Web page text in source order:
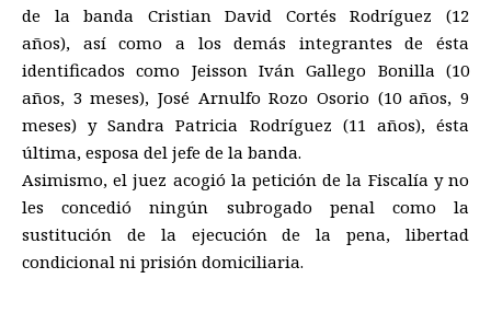
de la banda Cristian David Cortés Rodríguez (12
años), así como a los demás integrantes de ésta
identificados como Jeisson Iván Gallego Bonilla (10
años, 3 meses), José Arnulfo Rozo Osorio (10 años, 9
meses) y Sandra Patricia Rodríguez (11 años), ésta
última, esposa del jefe de la banda.
Asimismo, el juez acogió la petición de la Fiscalía y no
les concedió ningún subrogado penal como la
sustitución de la ejecución de la pena, libertad
condicional ni prisión domiciliaria.